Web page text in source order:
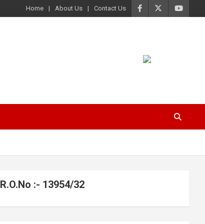
Home About Us Contact Us
R.O.No :- 13954/32